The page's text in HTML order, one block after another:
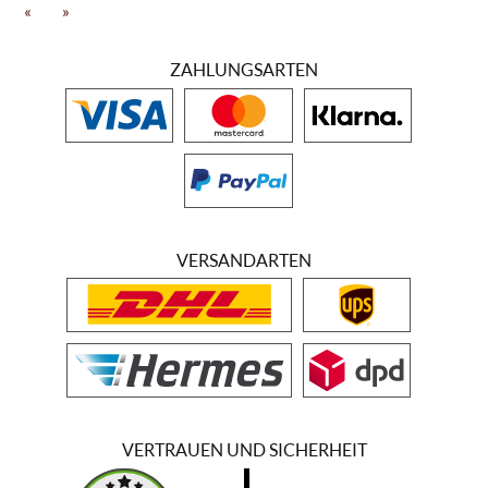
« »
ZAHLUNGSARTEN
VERSANDARTEN
VERTRAUEN UND SICHERHEIT